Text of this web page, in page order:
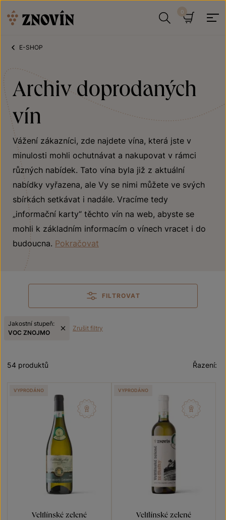
E-SHOP
Archiv doprodaných
vín
Vážení zákazníci, zde najdete vína, která jste v
minulosti mohli ochutnávat a nakupovat v rámci
různých nabídek. Tato vína byla již z aktuální
nabídky vyřazena, ale Vy se nimi můžete ve svých
sbírkách setkávat i nadále. Vracíme tedy
„informační karty“ těchto vín na web, abyste se
mohli k základním informacím o vínech vracet i do
budoucna. Pokračovat
FILTROVAT
Jakostní stupeň:
VOC ZNOJMO
Zrušit filtry
Řazení:
54 produktů
Veltlínské zelené
VYPRODÁNO
Veltlínské zelené
VYPRODÁNO